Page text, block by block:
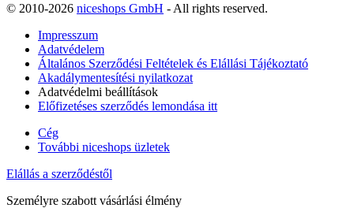
© 2010-2026 niceshops GmbH - All rights reserved.
Impresszum
Adatvédelem
Általános Szerződési Feltételek és Elállási Tájékoztató
Akadálymentesítési nyilatkozat
Adatvédelmi beállítások
Előfizetéses szerződés lemondása itt
Cég
További niceshops üzletek
Elállás a szerződéstől
Személyre szabott vásárlási élmény